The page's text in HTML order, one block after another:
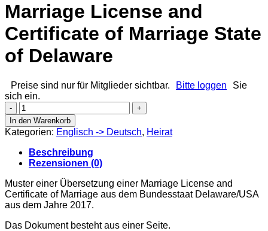
Marriage License and
Certificate of Marriage State
of Delaware
Preise sind nur für Mitglieder sichtbar. Bitte loggen
Sie
sich ein.
Marriage
License
and
Certificate
of
Marriage
State
of
Delaware
Menge
In den Warenkorb
Kategorien: Englisch -> Deutsch, Heirat
Beschreibung
Rezensionen (0)
Muster einer Übersetzung einer Marriage License and
Certificate of Marriage aus dem Bundesstaat Delaware/USA
aus dem Jahre 2017.
Das Dokument besteht aus einer Seite.